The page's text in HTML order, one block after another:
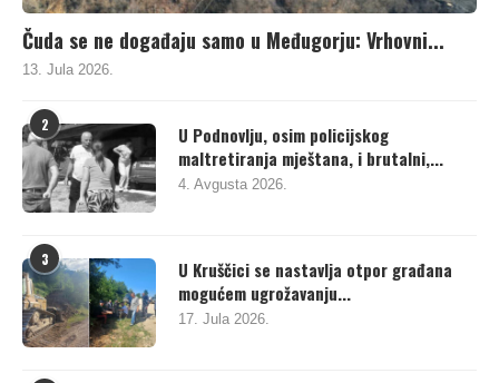
Čuda se ne događaju samo u Međugorju: Vrhovni...
13. Jula 2026.
2
U Podnovlju, osim policijskog
maltretiranja mještana, i brutalni,...
4. Avgusta 2026.
3
U Kruščici se nastavlja otpor građana
mogućem ugrožavanju...
17. Jula 2026.